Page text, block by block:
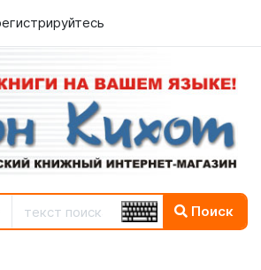
Поиск